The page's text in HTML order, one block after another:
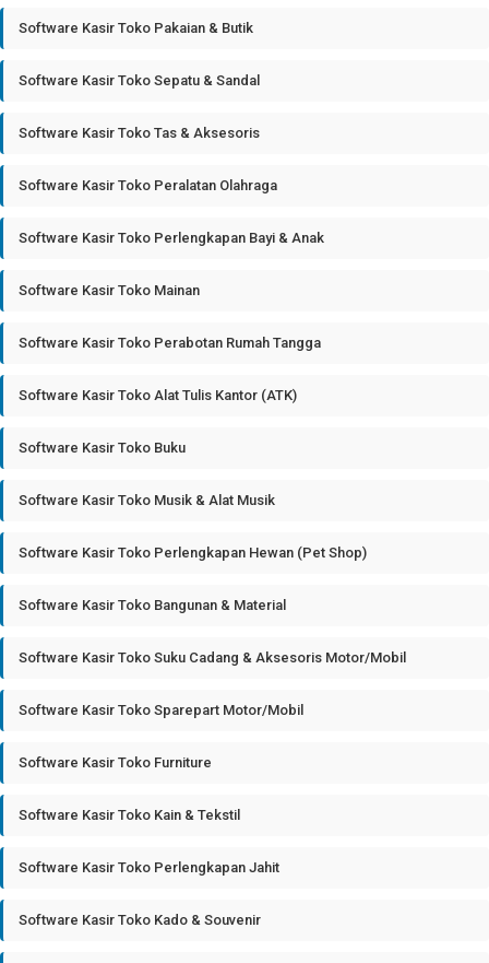
Software Kasir Toko Pakaian & Butik
Software Kasir Toko Sepatu & Sandal
Software Kasir Toko Tas & Aksesoris
Software Kasir Toko Peralatan Olahraga
Software Kasir Toko Perlengkapan Bayi & Anak
Software Kasir Toko Mainan
Software Kasir Toko Perabotan Rumah Tangga
Software Kasir Toko Alat Tulis Kantor (ATK)
Software Kasir Toko Buku
Software Kasir Toko Musik & Alat Musik
Software Kasir Toko Perlengkapan Hewan (Pet Shop)
Software Kasir Toko Bangunan & Material
Software Kasir Toko Suku Cadang & Aksesoris Motor/Mobil
Software Kasir Toko Sparepart Motor/Mobil
Software Kasir Toko Furniture
Software Kasir Toko Kain & Tekstil
Software Kasir Toko Perlengkapan Jahit
Software Kasir Toko Kado & Souvenir